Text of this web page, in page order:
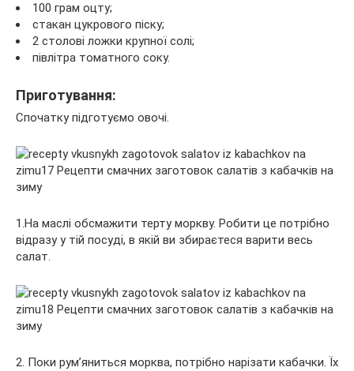
100 грам оцту;
стакан цукрового піску;
2 столові ложки крупної солі;
півлітра томатного соку.
Приготування:
Спочатку підготуємо овочі.
1.На маслі обсмажити терту моркву. Робити це потрібно
відразу у тій посуді, в якій ви збираєтеся варити весь
салат.
2. Поки рум’яниться морква, потрібно нарізати кабачки. Їх